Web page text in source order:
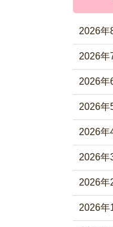
2026年
2026年
2026年
2026年
2026年
2026年
2026年
2026年